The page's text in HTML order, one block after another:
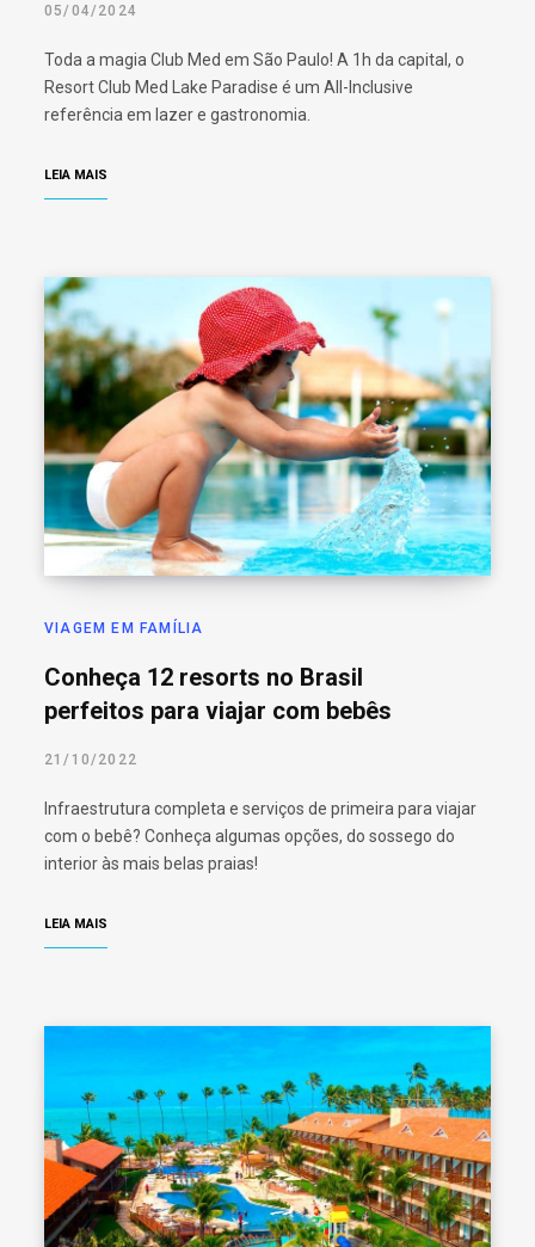
05/04/2024
Toda a magia Club Med em São Paulo! A 1h da capital, o
Resort Club Med Lake Paradise é um All-Inclusive
referência em lazer e gastronomia.
LEIA MAIS
VIAGEM EM FAMÍLIA
Conheça 12 resorts no Brasil
perfeitos para viajar com bebês
21/10/2022
Infraestrutura completa e serviços de primeira para viajar
com o bebê? Conheça algumas opções, do sossego do
interior às mais belas praias!
LEIA MAIS